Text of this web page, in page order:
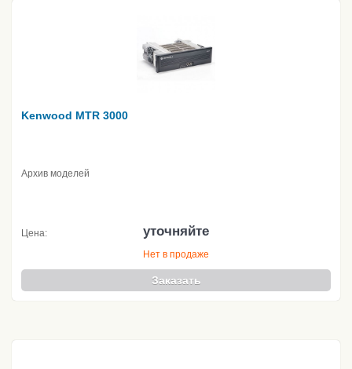
Kenwood MTR 3000
Архив моделей
Цена: уточняйте
Нет в продаже
Заказать